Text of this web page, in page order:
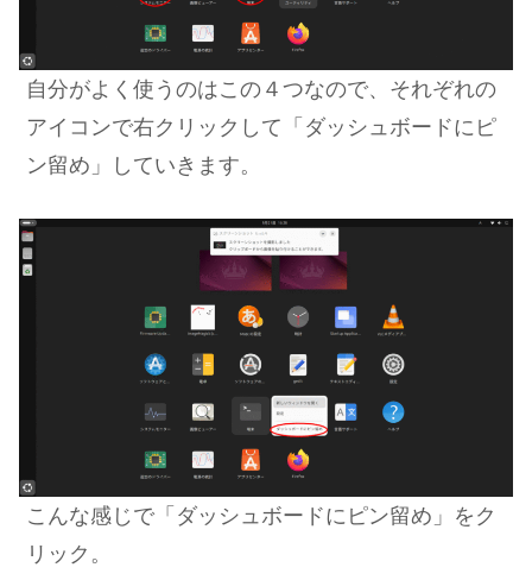
自分がよく使うのはこの４つなので、それぞれの
アイコンで右クリックして「ダッシュボードにピ
ン留め」していきます。
こんな感じで「ダッシュボードにピン留め」をク
リック。